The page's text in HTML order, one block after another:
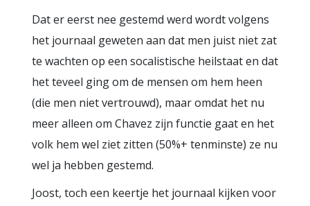
Dat er eerst nee gestemd werd wordt volgens
het journaal geweten aan dat men juist niet zat
te wachten op een socalistische heilstaat en dat
het teveel ging om de mensen om hem heen
(die men niet vertrouwd), maar omdat het nu
meer alleen om Chavez zijn functie gaat en het
volk hem wel ziet zitten (50%+ tenminste) ze nu
wel ja hebben gestemd.
Joost, toch een keertje het journaal kijken voor